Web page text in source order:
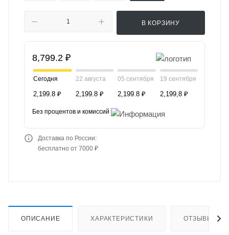
В КОРЗИНУ
8,799.2 ₽
Сегодня
2,199.8 ₽
22 августа
2,199.8 ₽
05 сентября
2,199.8 ₽
19 сентября
2,199,8 ₽
Без процентов и комиссий
Доставка по России:
бесплатно от 7000 ₽
ОПИСАНИЕ ХАРАКТЕРИСТИКИ ОТЗЫВЫ